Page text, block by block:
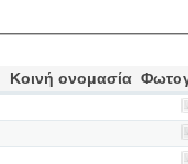
Κοινή ονομασία